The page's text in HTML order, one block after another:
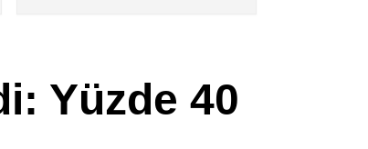
Altcoin Haberleri
Yüzde 40